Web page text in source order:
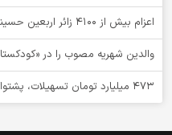
اعزام بیش از 4100 زائر اربعین حسینی از خراسان جنوبی
والدین شهریه مصوب را در
۴۷۳ میلیارد تومان تسهیلات، پشتوانه اشتغال مددجویان خراسان‌جنوبی